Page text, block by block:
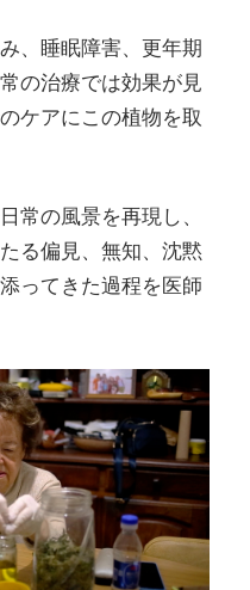
、睡眠障害、更年期
の治療では効果が見
ケアにこの植物を取
常の風景を再現し、
る偏見、無知、沈黙
ってきた過程を医師